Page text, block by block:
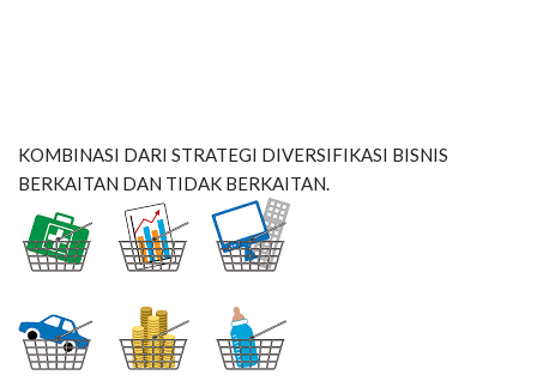
KOMBINASI DARI STRATEGI DIVERSIFIKASI BISNIS
BERKAITAN DAN TIDAK BERKAITAN.